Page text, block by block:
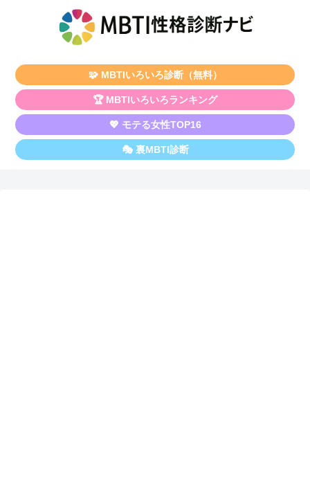
🧩 MBTIいろいろ診断（無料）
🏆 MBTIいろいろランキング
💖 モテる女性TOP16
🎭 裏MBTI診断